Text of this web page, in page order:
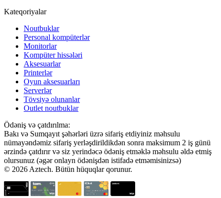
Kateqoriyalar
Noutbuklar
Personal kompüterlər
Monitorlar
Kompüter hissələri
Aksesuarlar
Printerlər
Oyun aksesuarları
Serverlər
Tövsiyə olunanlar
Outlet noutbuklar
Ödəniş və çatdırılma:
Bakı və Sumqayıt şəhərləri üzrə sifariş etdiyiniz məhsulu
nümayəndəmiz sifariş yerləşdirildikdən sonra maksimum 2 iş günü
ərzində çatdırır və siz yerindəcə ödəniş etməklə məhsulu əldə etmiş
olursunuz (əgər onlayn ödənişdən istifadə etməmisinizsə)
© 2026 Aztech. Bütün hüquqlar qorunur.